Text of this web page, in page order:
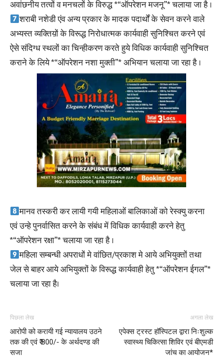
अवांछनीय तत्वों व मनचलों के विरुद्ध *“ऑपरेशन मजनू”* चलाया जा है ।
शराबी नशेडी एंव अन्य प्रकार के मादक पदार्थों के सेवन करने वाले
अभ्यस्त व्यक्तिय़ों के विरूद्ध निरोधात्मक कार्यवाही सुनिश्चित करने एवं
ऐसे संदिग्ध स्थलों का चिन्हीकरण करते हुये विधिक कार्यवाही सुनिश्चित
कराने के लिये *“ऑपरेशन नशा मुक्ती”* अभियान चलाया जा रहा है ।
मानव तस्करी कर लायी गयी महिलाओं बालिकाओं को रेस्क्यु करना
एवं उन्हे पुनर्वासित करने के संबंध में विधिक कार्यवाही करने हेतु
*“ऑपरेशन रक्षा”* चलाया जा रहा है ।
महिला सम्बन्धी अपराधों मे वांछित/प्रकाश मे आये अभियुक्तों तथा
जेल से बाहर आये अभियुक्तों के विरूद्ध कार्यवाही हेतु *“ऑपरेशन ईगल”*
चलाया जा रहा है।
पिछला लेख
आरोपी को करायी गई न्यायालय उठने
तक की एवं ₹ 800/- के अर्थदण्ड की
सजा
अगला लेख
एपेक्स ट्रस्ट हॉस्पिटल द्वारा निःशुल्क
स्वास्थ्य चिकित्सा शिविर एवं बीएमडी
जांच का आयोजन*